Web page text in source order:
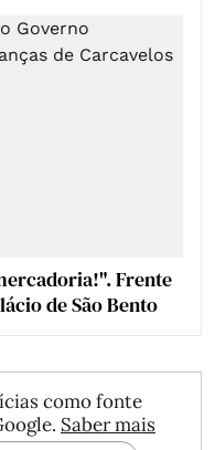
Frente
de São Bento
como fonte
Saber mais